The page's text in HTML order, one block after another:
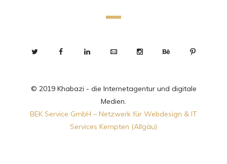
© 2019 Khabazi - die Internetagentur und digitale
Medien.
BEK Service GmbH – Netzwerk für Webdesign & IT
Services Kempten (Allgäu)